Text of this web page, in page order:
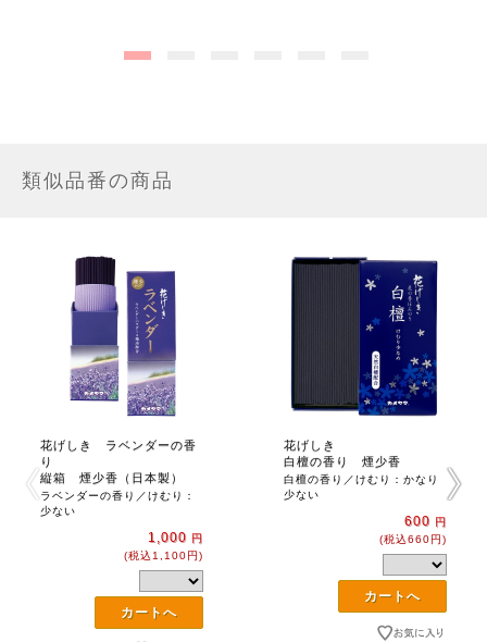
類似品番の商品
花げしき ラベンダーの香
り
縦箱 煙少香（日本製）
ラベンダーの香り／けむり：
少ない
1,000 円
(税込1,100円)
花げしき
白檀の香り 煙少香
白檀の香り／けむり：かなり
少ない
600 円
(税込660円)